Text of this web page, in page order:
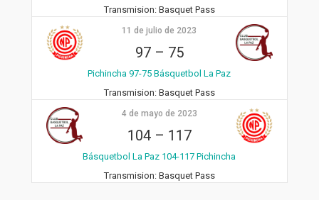
Transmision:Basquet Pass
11 de julio de 2023
97– 75
Pichincha 97-75 Básquetbol La Paz
Transmision:Basquet Pass
4 de mayo de 2023
104– 117
Básquetbol La Paz 104-117 Pichincha
Transmision:Basquet Pass